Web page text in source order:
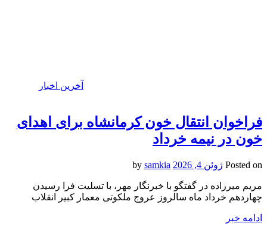
آخرین اخبار
فراخوان انتقال خون کرمانشاه برای اهدای
خون در نیمه خرداد
Posted on ژوئن 4, 2026 samkia
مریم میرزاده در گفتگو با خبرنگار مهر، با تسلیت فرا رسیدن
چهاردهم خرداد ماه سالروز عروج ملکوتی معمار کبیر انقلاب
ادامه خبر